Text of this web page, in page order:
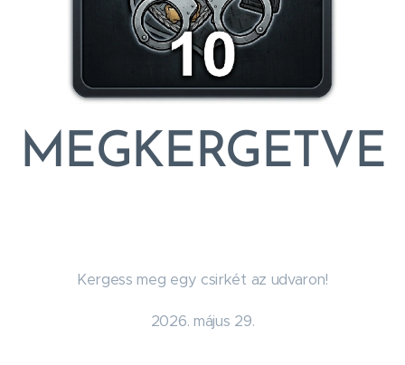
MEGKERGETVE
Kergess meg egy csirkét az udvaron!
2026. május 29.